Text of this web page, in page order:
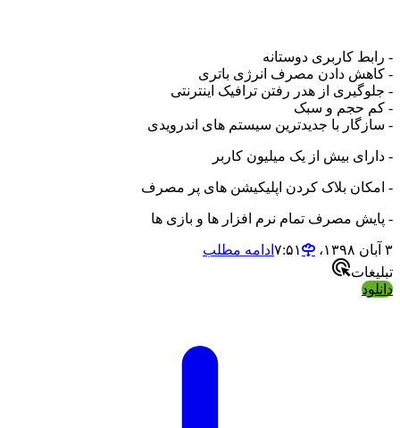
- رابط کاربری دوستانه
- کاهش دادن مصرف انرژی باتری
- جلوگیری از هدر رفتن ترافیک اینترنتی
- کم حجم و سبک
- سازگار با جدیدترین سیستم های اندرویدی
- دارای بیش از یک میلیون کاربر
- امکان بلاک کردن اپلیکیشن های پر مصرف
- پایش مصرف تمام نرم افزار ها و بازی ها
۳ آبان ۱۳۹۸،‏ ۷:۵۱
ادامه مطلب
تبلیغات
دانلود